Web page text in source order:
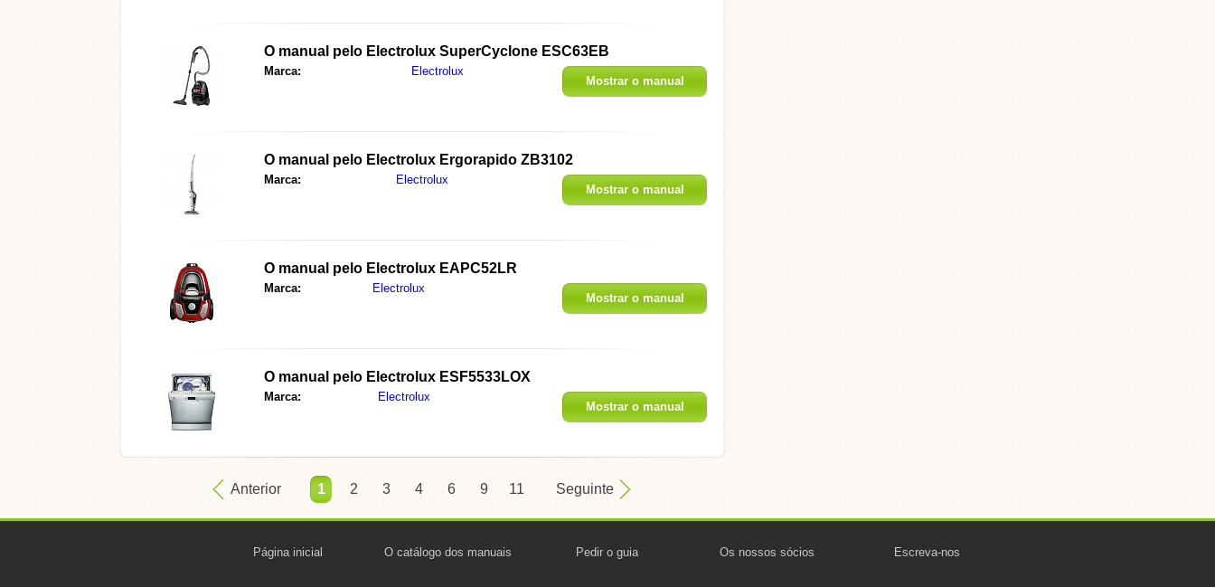
O manual pelo Electrolux SuperCyclone ESC63EB
Marca: Electrolux
Mostrar o manual
O manual pelo Electrolux Ergorapido ZB3102
Marca: Electrolux
Mostrar o manual
O manual pelo Electrolux EAPC52LR
Marca: Electrolux
Mostrar o manual
O manual pelo Electrolux ESF5533LOX
Marca: Electrolux
Mostrar o manual
Anterior 1 2 3 4 6 9 11 Seguinte
Página inicial O catálogo dos manuais Pedir o guia Os nossos sócios Escreva-nos